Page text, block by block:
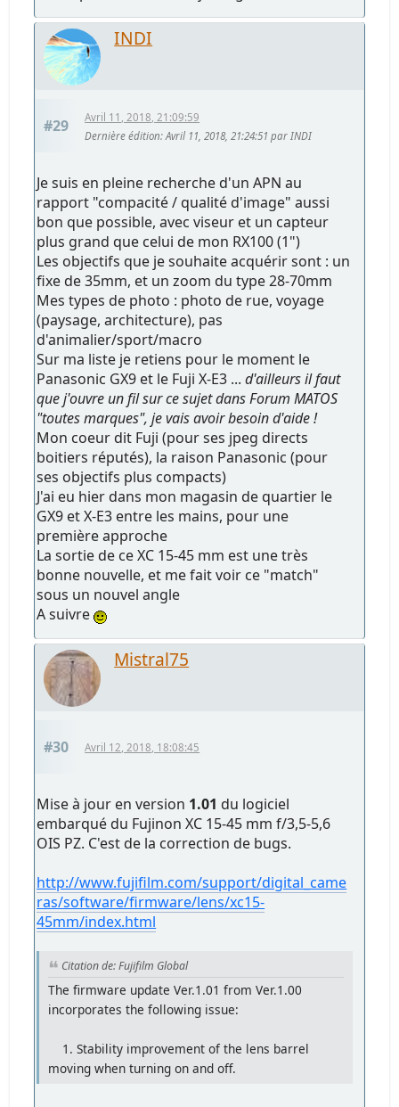
INDI
#29
Avril 11, 2018, 21:09:59
Dernière édition: Avril 11, 2018, 21:24:51 par INDI
Je suis en pleine recherche d'un APN au
rapport "compacité / qualité d'image" aussi
bon que possible, avec viseur et un capteur
plus grand que celui de mon RX100 (1")
Les objectifs que je souhaite acquérir sont : un
fixe de 35mm, et un zoom du type 28-70mm
Mes types de photo : photo de rue, voyage
(paysage, architecture), pas
d'animalier/sport/macro
Sur ma liste je retiens pour le moment le
Panasonic GX9 et le Fuji X-E3 ...d'ailleurs il faut
que j'ouvre un fil sur ce sujet dans Forum MATOS
"toutes marques", je vais avoir besoin d'aide !
Mon coeur dit Fuji (pour ses jpeg directs
boitiers réputés), la raison Panasonic (pour
ses objectifs plus compacts)
J'ai eu hier dans mon magasin de quartier le
GX9 et X-E3 entre les mains, pour une
première approche
La sortie de ce XC 15-45 mm est une très
bonne nouvelle, et me fait voir ce "match"
sous un nouvel angle
A suivre
Mistral75
#30 Avril 12, 2018, 18:08:45
Mise à jour en version 1.01 du logiciel
embarqué du Fujinon XC 15-45 mm f/3,5-5,6
OIS PZ. C'est de la correction de bugs.
http://www.fujifilm.com/support/digital_came
ras/software/firmware/lens/xc15-
45mm/index.html
Citation de: Fujifilm Global
The firmware update Ver.1.01 from Ver.1.00
incorporates the following issue:
1. Stability improvement of the lens barrel
moving when turning on and off.